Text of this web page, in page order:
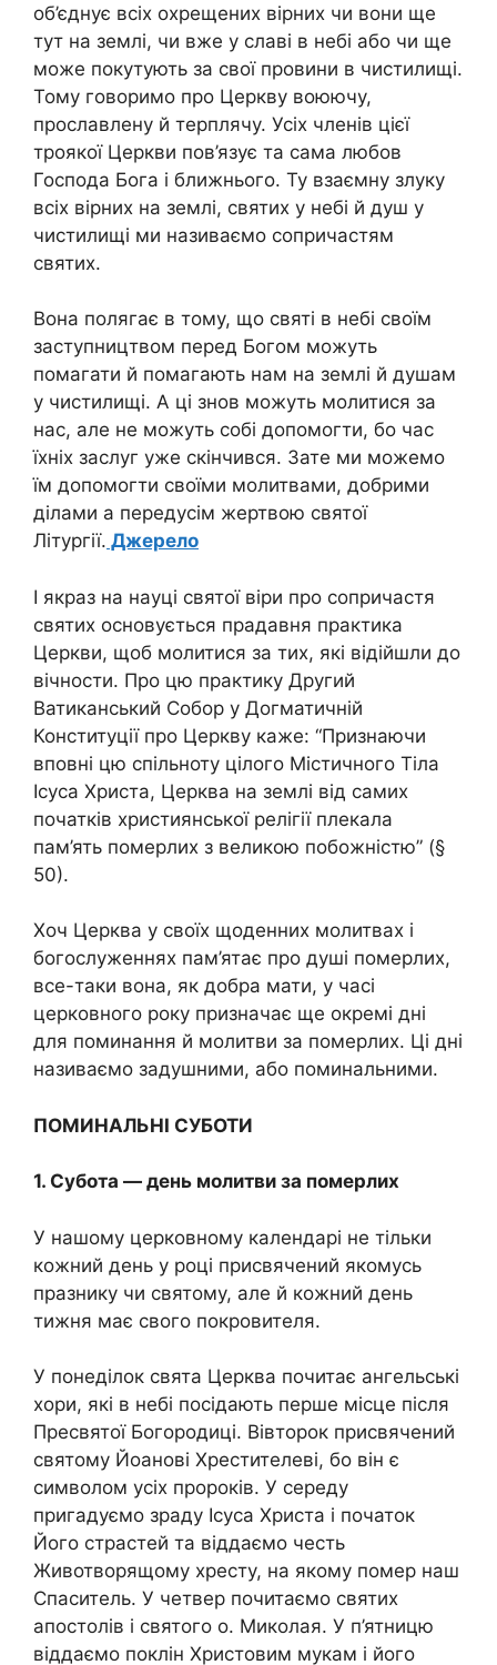
об’єднує всіх охре­щених вірних чи вони ще
тут на землі, чи вже у славі в небі або чи ще
може покутують за свої провини в чистилищі.
Тому говоримо про Церкву воюючу,
прославлену й терплячу. Усіх членів цієї
троякої Церкви пов’язує та сама любов
Господа Бога і ближнього. Ту взаємну злуку
всіх вірних на землі, святих у небі й душ у
чистилищі ми називаємо сопричастям
святих.
Вона полягає в тому, що святі в небі своїм
заступництвом перед Богом можуть
помагати й помагають нам на землі й душам
у чистилищі. А ці знов можуть молитися за
нас, але не можуть собі допомогти, бо час
їхніх заслуг уже скінчився. Зате ми можемо
їм допомогти своїми молитвами, добрими
ділами а передусім жертвою святої
Літургії. Джерело
І якраз на науці святої віри про сопричастя
святих основується прадавня практика
Церкви, щоб молитися за тих, які відійшли до
вічности. Про цю практику Другий
Ватиканський Собор у Догма­тичній
Конституції про Церкву каже: “Признаючи
вповні цю спіль­ноту цілого Містичного Тіла
Ісуса Христа, Церква на землі від самих
початків християнської релігії плекала
пам’ять помepлих з великою побожністю” (§
50).
Хоч Церква у своїх щоденних молитвах і
богослуженнях пам’я­тає про душі помepлих,
все-таки вона, як добра мати, у часі
церковного року призначає ще окремі дні
для поминання й молитви за помepлих. Ці дні
називаємо задушними, або поминальними.
ПОМИНАЛЬНІ СУБОТИ
1. Субота — день молитви за помepлих
У нашому церковному календарі не тільки
кожний день у році присвячений якомусь
празнику чи святому, але й кожний день
тижня має свого покровителя.
У понеділок свята Церква почитає ангельські
хори, які в небі посідають перше місце після
Пресвятої Богородиці. Вівторок при­свячений
святому Йоанові Хрестителеві, бо він є
символом усіх пророків. У середу
пригадуємо зраду Ісуса Христа і початок
Його страстей та віддаємо честь
Животворящому хресту, на якому помep наш
Спаситель. У четвер почитаємо святих
апостолів і святого о. Миколая. У п’ятницю
віддаємо поклін Христовим мукам і його